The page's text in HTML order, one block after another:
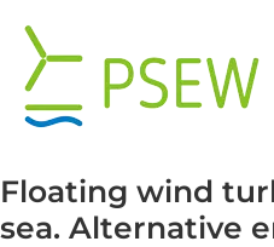
zawartości
Floating wind
sea. Alternative